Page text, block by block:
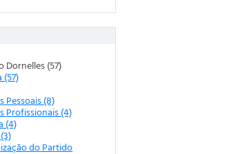
Dornelles (57)
(57)
Pessoais (8)
Profissionais (4)
(4)
do Partido